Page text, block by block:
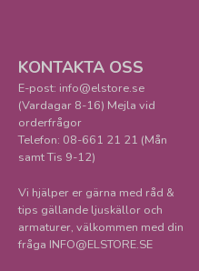
KONTAKTA OSS
E-post: info@elstore.se
(Vardagar 8-16) Mejla vid
orderfrågor
Telefon: 08-661 21 21 (Mån
samt Tis 9-12)
Vi hjälper er gärna med råd &
tips gällande ljuskällor och
armaturer, välkommen med din
fråga INFO@ELSTORE.SE